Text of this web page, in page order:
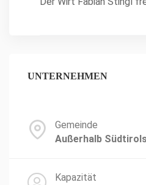
UNTERNEHMEN
Gemeinde
Außerhalb
Kapazität